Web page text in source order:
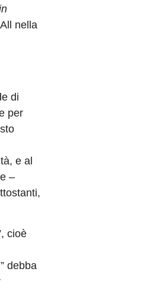
nella
di
per
e al
–
cioè
debba